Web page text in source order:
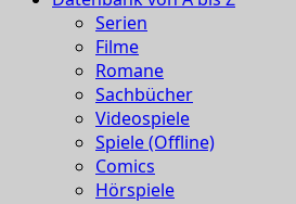
Serien
Filme
Romane
Sachbücher
Videospiele
Spiele (Offline)
Comics
Hörspiele